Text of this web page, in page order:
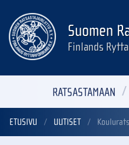
Suomen
Finlands
RATSASTAMAAN
ETUSIVU UUTISET